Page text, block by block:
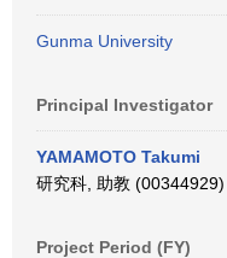
Gunma University
Principal Investigator
YAMAMOTO Takumi
研究科, 助教 (00344929)
Project Period (FY)